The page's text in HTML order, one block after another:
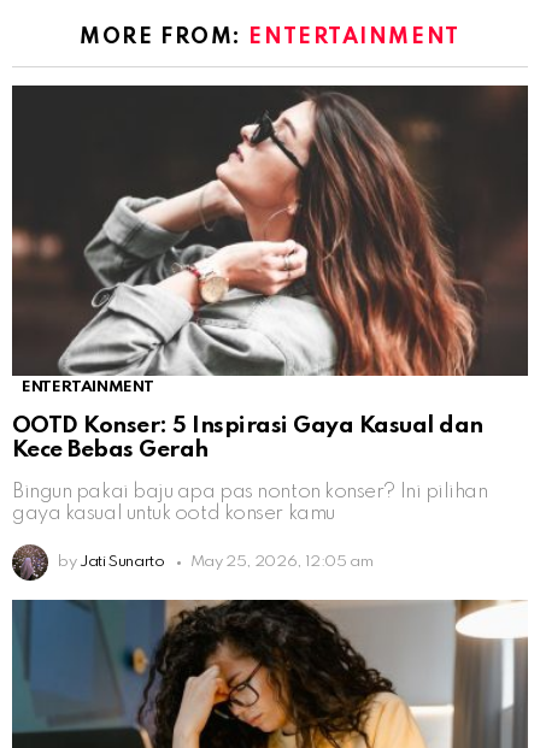
MORE FROM: ENTERTAINMENT
ENTERTAINMENT
OOTD Konser: 5 Inspirasi Gaya Kasual dan
Kece Bebas Gerah
Bingun pakai baju apa pas nonton konser? Ini pilihan
gaya kasual untuk ootd konser kamu
by Jati Sunarto May 25, 2026, 12:05 am